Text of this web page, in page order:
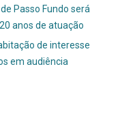
Passo Fundo será
anos de atuação
de interesse
em audiência